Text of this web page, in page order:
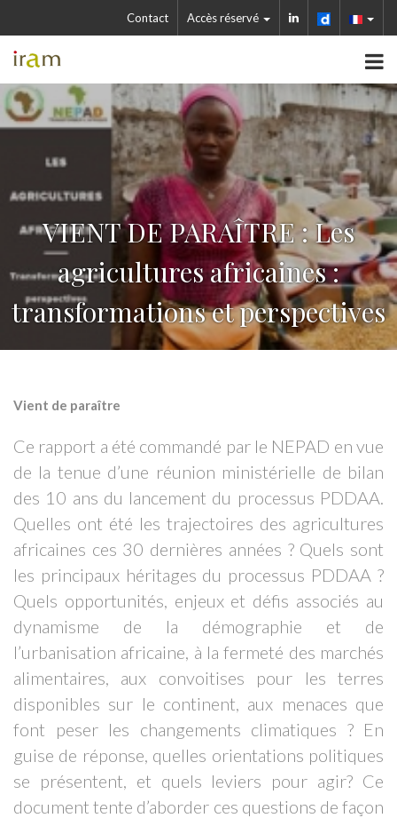
Contact Accès réservé
VIENT DE PARAÎTRE : Les
agricultures africaines :
transformations et perspectives
Vient de paraître
Ce rapport a été commandé par le NEPAD en vue
de la tenue d’une réunion ministérielle de bilan
des 10 ans du lancement du processus PDDAA.
Quelles ont été les trajectoires des agricultures
africaines ces 30 dernières années ? Quels sont
les principaux héritages du processus PDDAA ?
Quels opportunités, enjeux et défis associés au
dynamisme de la démographie et de
l’urbanisation africaine, à la fermeté des marchés
alimentaires, aux convoitises pour les terres
disponibles sur le continent, aux menaces que
font peser les changements climatiques ? En
guise de réponse, quelles orientations politiques
se présentent, et quels leviers pour agir? Ce
document tente d’aborder ces questions de façon